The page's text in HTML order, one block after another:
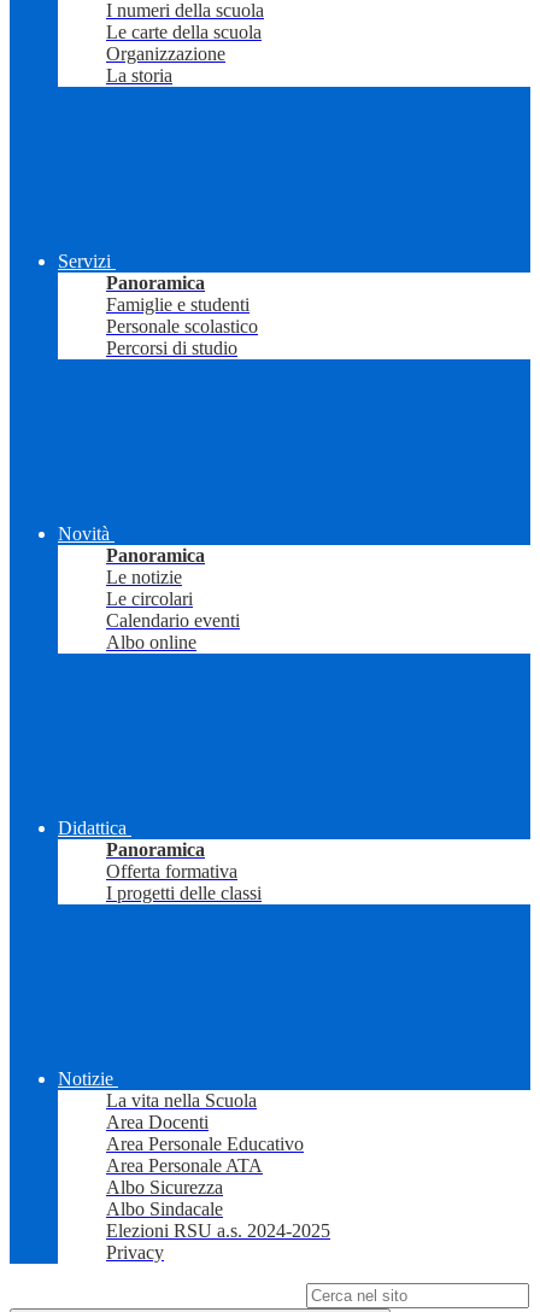
I numeri della scuola
Le carte della scuola
Organizzazione
La storia
Servizi
Panoramica
Famiglie e studenti
Personale scolastico
Percorsi di studio
Novità
Panoramica
Le notizie
Le circolari
Calendario eventi
Albo online
Didattica
Panoramica
Offerta formativa
I progetti delle classi
Notizie
La vita nella Scuola
Area Docenti
Area Personale Educativo
Area Personale ATA
Albo Sicurezza
Albo Sindacale
Elezioni RSU a.s. 2024-2025
Privacy